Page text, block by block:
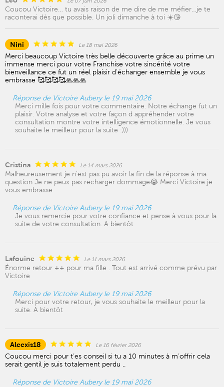
Coucou Victoire… tu avais raison de me dire de me méfier…je te
raconterai dès que possible. Un joli dimanche à toi ☀️😘
Nini Le 18 mai 2026
Merci beaucoup Victoire très belle découverte grâce au prime un
immense merci pour votre Franchise votre sincérité votre
bienveillance ce fut un réel plaisir d'échanger ensemble je vous
embrasse 🥰🥰🥰🥰🙏🙏🙏
Réponse de Victoire Aubery le 19 mai 2026
Merci mille fois pour votre commentaire. Notre échange fut un
plaisir. Votre analyse et votre façon d appréhender votre
consultation montre votre intelligence émotionnelle. Je vous
souhaite le meilleur pour la suite :)))
Cristina Le 14 mars 2026
Malheureusement je n'est pas pu avoir la fin de la réponse à ma
question Je ne peux pas recharger dommage😭 Merci Victoire je
vous embrasse
Réponse de Victoire Aubery le 19 mai 2026
Je vous remercie pour votre confiance et pense à vous pour la
suite de votre consultation. A bientôt
Lafouine Le 11 mars 2026
Énorme retour ++ pour ma fille . Tout est arrivé comme prévu par
Victoire
Réponse de Victoire Aubery le 19 mai 2026
Merci pour votre retour, je vous souhaite le meilleur pour la
suite. A bientôt
Aleexis18 Le 16 février 2026
Coucou merci pour t’es conseil si tu a 10 minutes à m’offrir cela
serait gentil je suis totalement perdu ..
Réponse de Victoire Aubery le 19 mai 2026